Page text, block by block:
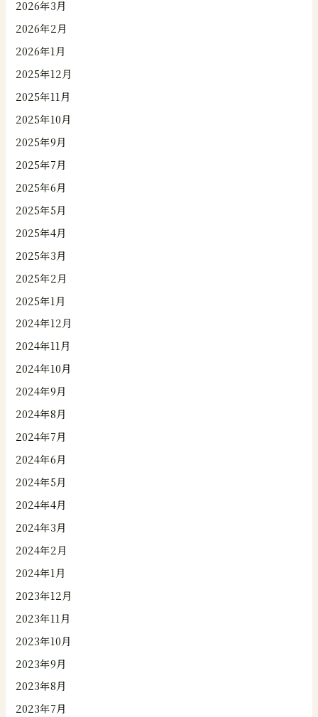
2026年3月
2026年2月
2026年1月
2025年12月
2025年11月
2025年10月
2025年9月
2025年7月
2025年6月
2025年5月
2025年4月
2025年3月
2025年2月
2025年1月
2024年12月
2024年11月
2024年10月
2024年9月
2024年8月
2024年7月
2024年6月
2024年5月
2024年4月
2024年3月
2024年2月
2024年1月
2023年12月
2023年11月
2023年10月
2023年9月
2023年8月
2023年7月